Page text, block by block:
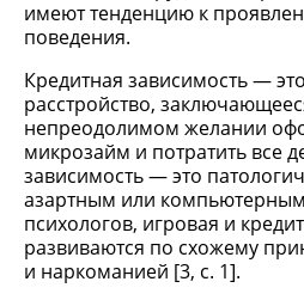
имеют тенденцию к
поведения.
Кредитная зависимость —
расстройство,
непреодолимом желании
микрозайм и потратить все
зависимость — это
азартным или
психологов, игровая и
развиваются по схожему
и наркоманией [3, с. 1].